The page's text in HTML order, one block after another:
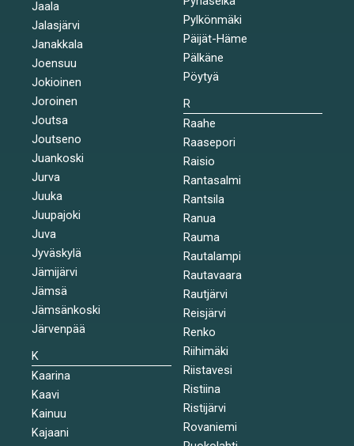
Jaala
Jalasjärvi
Janakkala
Joensuu
Jokioinen
Joroinen
Joutsa
Joutseno
Juankoski
Jurva
Juuka
Juupajoki
Juva
Jyväskylä
Jämijärvi
Jämsä
Jämsänkoski
Järvenpää
K
Kaarina
Kaavi
Kainuu
Kajaani
Pylkönmäki
Päijät-Häme
Pälkäne
Pöytyä
R
Raahe
Raasepori
Raisio
Rantasalmi
Rantsila
Ranua
Rauma
Rautalampi
Rautavaara
Rautjärvi
Reisjärvi
Renko
Riihimäki
Riistavesi
Ristiina
Ristijärvi
Rovaniemi